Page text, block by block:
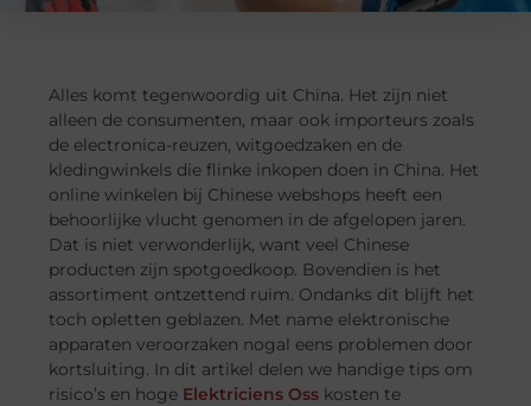
Alles komt tegenwoordig uit China. Het zijn niet
alleen de consumenten, maar ook importeurs zoals
de electronica-reuzen, witgoedzaken en de
kledingwinkels die flinke inkopen doen in China. Het
online winkelen bij Chinese webshops heeft een
behoorlijke vlucht genomen in de afgelopen jaren.
Dat is niet verwonderlijk, want veel Chinese
producten zijn spotgoedkoop. Bovendien is het
assortiment ontzettend ruim. Ondanks dit blijft het
toch opletten geblazen. Met name elektronische
apparaten veroorzaken nogal eens problemen door
kortsluiting. In dit artikel delen we handige tips om
risico’s en hoge Elektriciens Oss kosten te